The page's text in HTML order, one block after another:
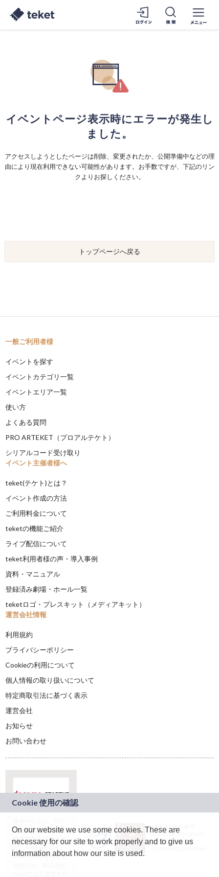
イベントページ表示時にエラーが発生し
ました。
アクセスしようとしたページは削除、変更されたか、公開準備中などの理
由により現在利用できない可能性があります。お手数ですが、下記のリン
クよりお探しください。
トップページへ戻る
一般ご利用者様
イベントを探す
イベントカテゴリ一覧
イベントエリア一覧
使い方
よくある質問
PRO ARTEKET（プロアルテケト）
シリアルコード受け取り
イベント主催者様へ
teket(テケト)とは？
イベント作成の方法
ご利用料金について
teketの機能ご紹介
ライブ配信について
teket利用者様の声・導入事例
資料・マニュアル
登録済み劇場・ホール一覧
teketロゴ・プレスキット（メディアキット）
運営会社情報
利用規約
プライバシーポリシー
Cookieの利用について
個人情報の取り扱いについて
特定商取引法に基づく表示
運営会社
お知らせ
お問い合わせ
ドコモグループの新
規事業創出プログラ
ム「docomo
STARTUP」を通じて
JASRAC許諾番号：
9024936001Y45037
JASRAC許諾番号：
On our website we use some cookies. These are
necessary for our site to work properly and to give us
information about how our site is used.